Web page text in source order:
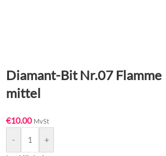
Diamant-Bit Nr.07 Flamme
mittel
€10.00 MvSt
-
+